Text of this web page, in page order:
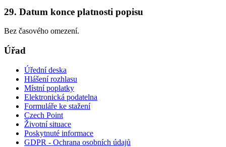
29. Datum konce platnosti popisu
Bez časového omezení.
Úřad
Úřední deska
Hlášení rozhlasu
Místní poplatky
Elektronická podatelna
Formuláře ke stažení
Czech Point
Životní situace
Poskytnuté informace
GDPR - Ochrana osobních údajů